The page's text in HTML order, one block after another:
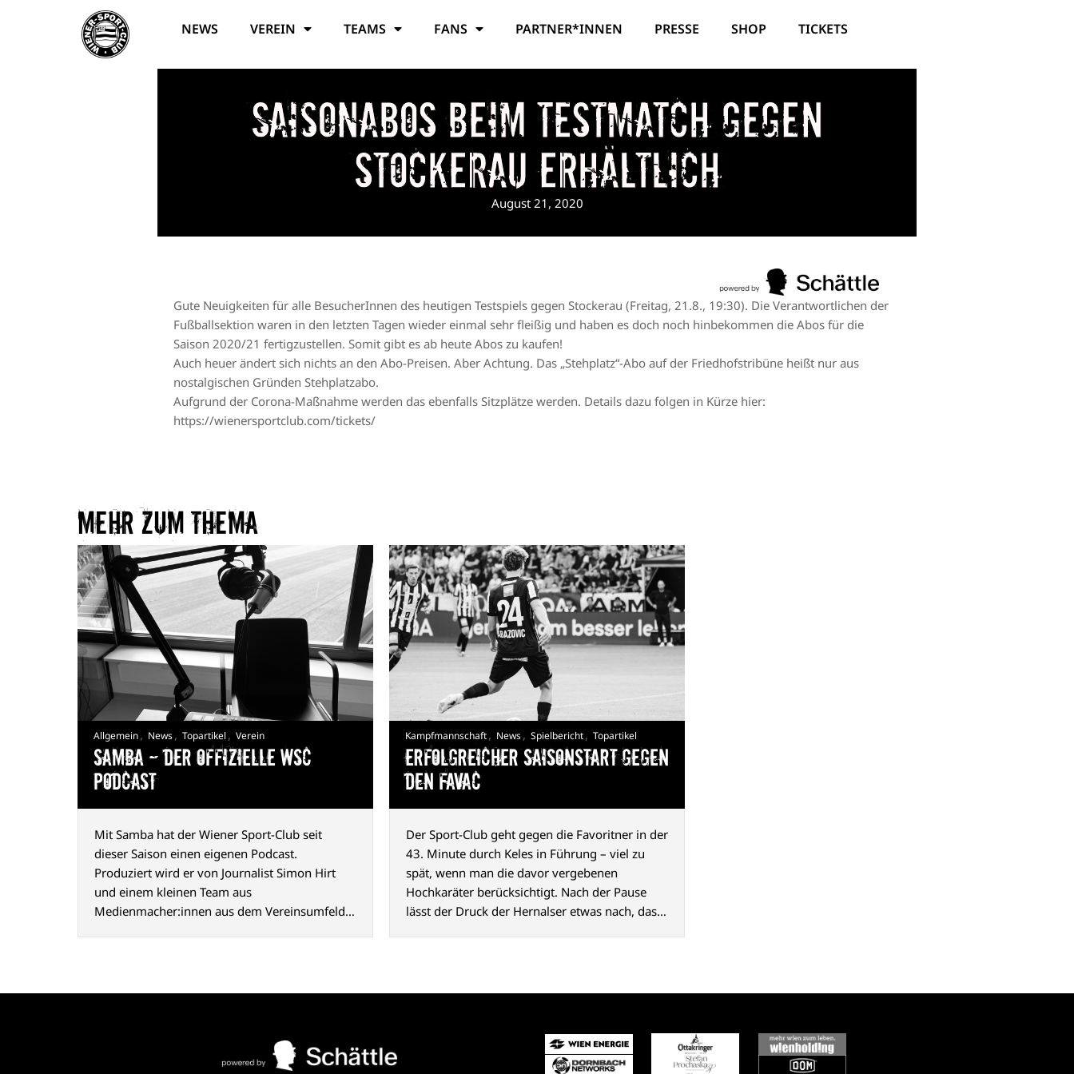
NEWS VEREIN TEAMS FANS PARTNER*INNEN PRESSE SHOP TICKETS
Saisonabos beim Testmatch gegen
Stockerau erhältlich
August 21, 2020
Gute Neuigkeiten für alle BesucherInnen des heutigen Testspiels gegen Stockerau (Freitag, 21.8., 19:30). Die Verantwortlichen der
Fußballsektion waren in den letzten Tagen wieder einmal sehr fleißig und haben es doch noch hinbekommen die Abos für die
Saison 2020/21 fertigzustellen. Somit gibt es ab heute Abos zu kaufen!
Auch heuer ändert sich nichts an den Abo-Preisen. Aber Achtung. Das „Stehplatz“-Abo auf der Friedhofstribüne heißt nur aus
nostalgischen Gründen Stehplatzabo.
Aufgrund der Corona-Maßnahme werden das ebenfalls Sitzplätze werden. Details dazu folgen in Kürze hier:
https://wienersportclub.com/tickets/
Mehr zum Thema​
Allgemein, News, Topartikel , Verein
Samba — Der offizielle WSC
Podcast
Mit Samba hat der Wiener Sport-Club seit
dieser Saison einen eigenen Podcast.
Produziert wird er von Journalist Simon Hirt
und einem kleinen Team aus
Medienmacher:innen aus dem Vereinsumfeld.
Kampfmannschaft, News, Spielbericht, Topartikel
Erfolgreicher Saisonstart gegen
den FavAC
Der Sport-Club geht gegen die Favoritner in der
43. Minute durch Keles in Führung – viel zu
spät, wenn man die davor vergebenen
Hochkaräter berücksichtigt. Nach der Pause
lässt der Druck der Hernalser etwas nach, das